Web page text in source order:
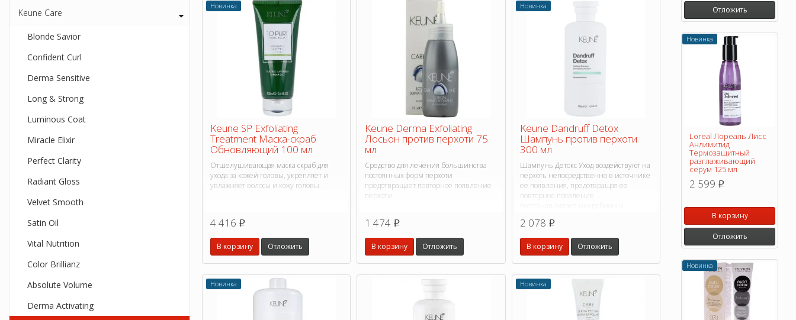
Keune Care
Blonde Savior
Confident Curl
Derma Sensitive
Long & Strong
Luminous Coat
Miracle Elixir
Perfect Clarity
Radiant Gloss
Velvet Smooth
Satin Oil
Vital Nutrition
Color Brillianz
Absolute Volume
Derma Activating
Новинка
Keune SP Exfoliating
Treatment Маска-скраб
Обновляющий 100 мл
Отшелушивающая маска скраб для
ухода за кожей головы, укрепляет и
увлажняет волосы и кожу головы.
4 416 p
В корзину Отложить
Keune Derma Exfoliating
Лосьон против перхоти 75
мл
Средство для лечения большинства
постоянных форм перхоти
предотвращает повторное появление
перхоти
1 474 p
В корзину Отложить
Новинка
Keune Dandruff Detox
Шампунь против перхоти
300 мл
Шампунь Детокс Уход воздействуют на
перхоть непосредственно в источнике
ее появления, предотвращая ее
повторное появление.
2 078 p
В корзину Отложить
Новинка Новинка
Отложить
Новинка
Loreal Лореаль Лисс
Анлимитид
Термозащитный
разглаживающий
серум 125 мл
2 599 p
В корзину
Отложить
Новинка